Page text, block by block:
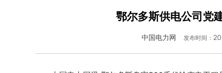
鄂尔多斯供电公司党
中国电力网 发布时间：